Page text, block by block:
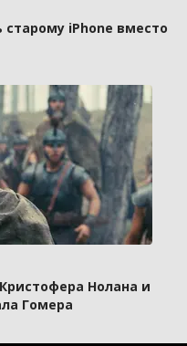
iPhone вместо
Нолана и
Гомера